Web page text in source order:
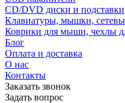
CD/DVD диски и подставки
Клавиатуры, мышки,
Коврики для мыши, чехлы
Блог
Оплата и доставка
О нас
Контакты
Заказать звонок
Задать вопрос